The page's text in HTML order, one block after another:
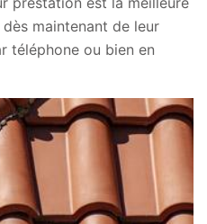
maintenant de leur
téléphone ou bien en